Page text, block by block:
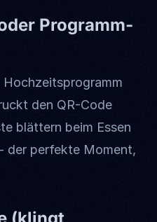
Programm-
den QR-Code
blättern beim Essen
der perfekte Moment,
(klingt